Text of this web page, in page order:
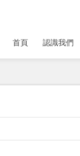
首頁 認識我們